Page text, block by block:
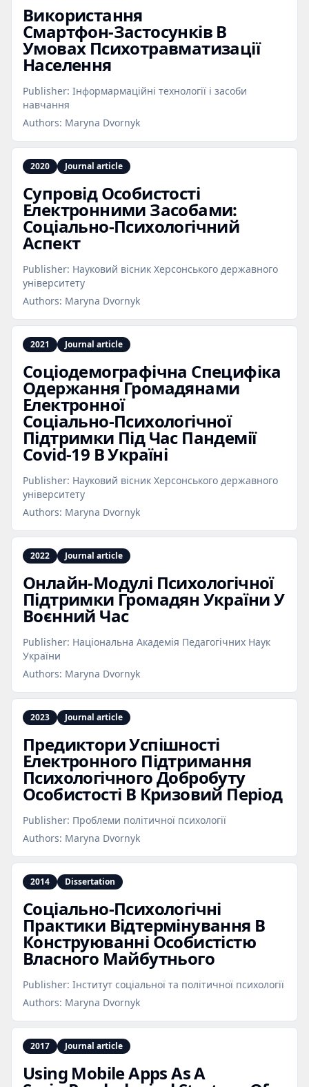
Використання
Смартфон‑Застосунків В
Умовах Психотравматизації
Населення
Publisher: Інформармаційні технології і засоби
навчання
Authors: Maryna Dvornyk
2020 Journal article
Супровід Особистості
Електронними Засобами:
Соціально‑Психологічний
Аспект
Publisher: Науковий вісник Херсонського державного
університету
Authors: Maryna Dvornyk
2021 Journal article
Соціодемографічна Специфіка
Одержання Громадянами
Електронної
Соціально‑Психологічної
Підтримки Під Час Пандемії
Covid‑19 В Україні
Publisher: Науковий вісник Херсонського державного
університету
Authors: Maryna Dvornyk
2022 Journal article
Онлайн‑Модулі Психологічної
Підтримки Громадян України У
Воєнний Час
Publisher: Національна Академія Педагогічних Наук
України
Authors: Maryna Dvornyk
2023 Journal article
Предиктори Успішності
Електронного Підтримання
Психологічного Добробуту
Особистості В Кризовий Період
Publisher: Проблеми політичної психології
Authors: Maryna Dvornyk
2014 Dissertation
Соціально‑Психологічні
Практики Відтермінування В
Конструюванні Особистістю
Власного Майбутнього
Publisher: Інститут соціальної та політичної психології
Authors: Maryna Dvornyk
2017 Journal article
Using Mobile Apps As A